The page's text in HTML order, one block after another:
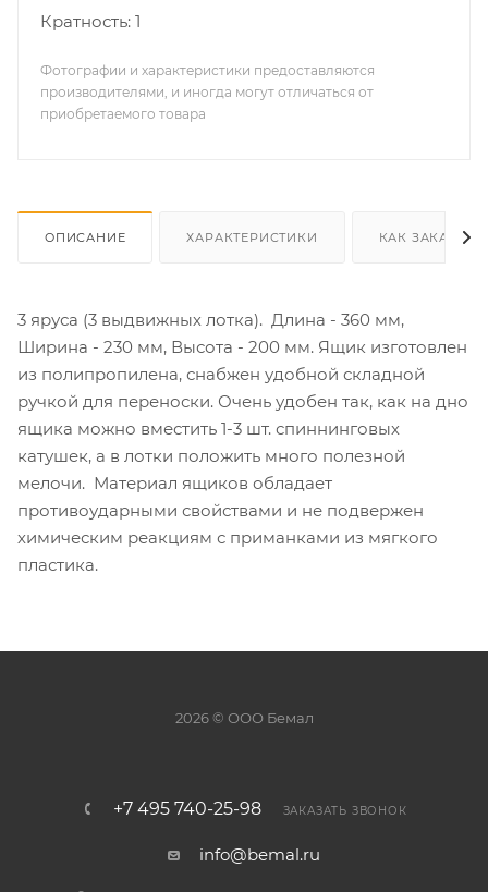
Кратность: 1
Фотографии и характеристики предоставляются
производителями, и иногда могут отличаться от
приобретаемого товара
ОПИСАНИЕ ХАРАКТЕРИСТИКИ КАК ЗАКАЗАТЬ
3 яруса (3 выдвижных лотка). Длина - 360 мм,
Ширина - 230 мм, Высота - 200 мм. Ящик изготовлен
из полипропилена, снабжен удобной складной
ручкой для переноски. Очень удобен так, как на дно
ящика можно вместить 1-3 шт. спиннинговых
катушек, а в лотки положить много полезной
мелочи. Материал ящиков обладает
противоударными свойствами и не подвержен
химическим реакциям с приманками из мягкого
пластика.
2026 © ООО Бемал
+7 495 740-25-98 ЗАКАЗАТЬ ЗВОНОК
info@bemal.ru